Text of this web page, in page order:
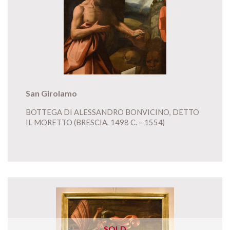
San Girolamo
BOTTEGA DI ALESSANDRO BONVICINO, DETTO
IL MORETTO (BRESCIA, 1498 C. – 1554)